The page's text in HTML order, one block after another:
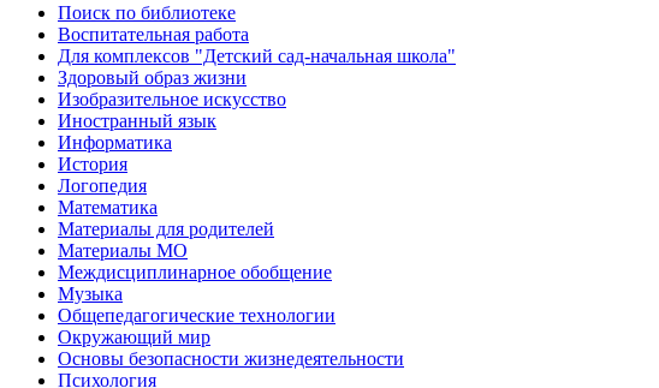
Поиск по библиотеке
Воспитательная работа
Для комплексов "Детский сад-начальная школа"
Здоровый образ жизни
Изобразительное искусство
Иностранный язык
Информатика
История
Логопедия
Математика
Материалы для родителей
Материалы МО
Междисциплинарное обобщение
Музыка
Общепедагогические технологии
Окружающий мир
Основы безопасности жизнедеятельности
Психология